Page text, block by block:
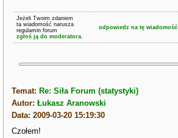
Jeżeli Twoim zdaniem
ta wiadomość narusza
regulamin forum
zgłoś ją do moderatora.
odpowiedz na tę wiadomość
Temat: Re: Siła Forum (statystyki)
Autor:Łukasz Aranowski
Data: 2009-03-20 15:19:30
Czołem!